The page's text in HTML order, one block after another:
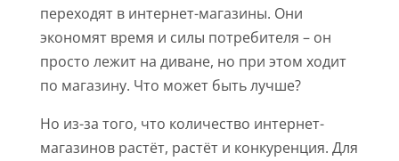
переходят в интернет-магазины. Они
экономят время и силы потребителя – он
просто лежит на диване, но при этом ходит
по магазину. Что может быть лучше?
Но из-за того, что количество интернет-
магазинов растёт, растёт и конкуренция. Для